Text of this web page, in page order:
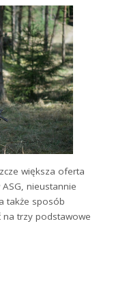
większa oferta
nieustannie
także sposób
trzy podstawowe